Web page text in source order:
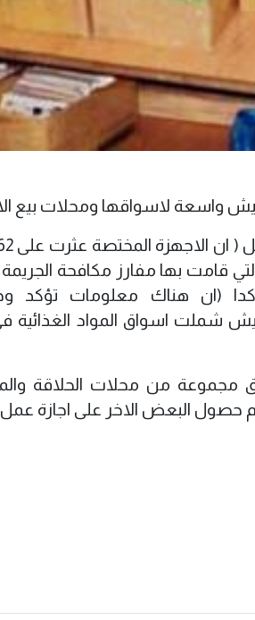
لاسواقها ومحلات بيع
قامت بها مفارز مكافحة الجريمة
(ان هناك معلومات تؤكد
شملت اسواق المواد الغذائية
مجموعة من محلات الحلاقة
البعض الاخر على اجازة